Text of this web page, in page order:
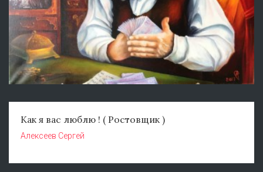
Как я вас люблю ! ( Ростовщик )
Алексеев Сергей